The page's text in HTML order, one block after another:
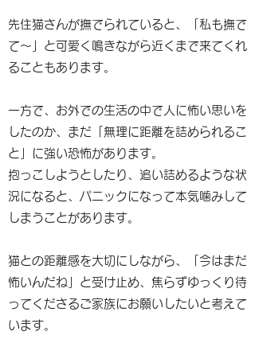
先住猫さんが撫でられていると、「私も撫で
て〜」と可愛く鳴きながら近くまで来てくれ
ることもあります。
一方で、お外での生活の中で人に怖い思いを
したのか、まだ「無理に距離を詰められるこ
と」に強い恐怖があります。
抱っこしようとしたり、追い詰めるような状
況になると、パニックになって本気噛みして
しまうことがあります。
猫との距離感を大切にしながら、「今はまだ
怖いんだね」と受け止め、焦らずゆっくり待
ってくださるご家族にお願いしたいと考えて
います。